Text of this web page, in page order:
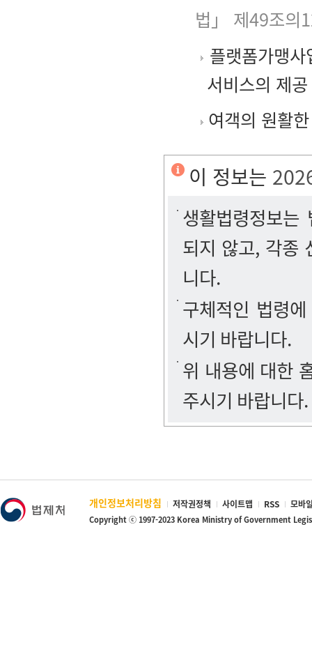
법」 제49조의
플랫폼가맹
서비스의 제공
여객의 원활
이 정보는
생활법령정보
되지 않고, 각종
니다.
구체적인 법령
시기 바랍니다.
위 내용에 대한
주시기 바랍니다.
개인정보처리방침 저작권정책 사이트맵 RSS 모바
Copyright ⓒ 1997-2023 Korea Ministry of Government